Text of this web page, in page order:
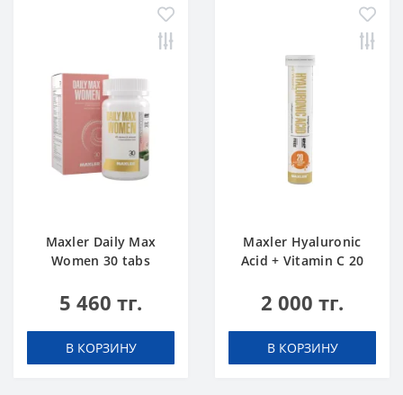
Maxler Daily Max
Women 30 tabs
5 460 тг.
В КОРЗИНУ
Maxler Hyaluronic
Acid + Vitamin C 20
2 000 тг.
В КОРЗИНУ